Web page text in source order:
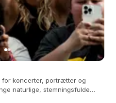
for koncerter, portrætter og
naturlige, stemningsfulde